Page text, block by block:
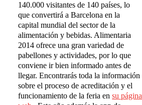
140.000 visitantes de 140 países, lo
que convertirá a Barcelona en la
capital mundial del sector de la
alimentación y bebidas. Alimentaria
2014 ofrece una gran variedad de
pabellones y actividades, por lo que
conviene ir bien informado antes de
llegar. Encontrarás toda la información
sobre el proceso de acreditación y el
funcionamiento de la feria ensu página